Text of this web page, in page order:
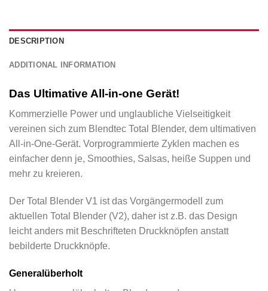
DESCRIPTION
ADDITIONAL INFORMATION
Das Ultimative All-in-one Gerät!
Kommerzielle Power und unglaubliche Vielseitigkeit
vereinen sich zum Blendtec Total Blender, dem ultimativen
All-in-One-Gerät. Vorprogrammierte Zyklen machen es
einfacher denn je, Smoothies, Salsas, heiße Suppen und
mehr zu kreieren.
Der Total Blender V1 ist das Vorgängermodell zum
aktuellen Total Blender (V2), daher ist z.B. das Design
leicht anders mit Beschrifteten Druckknöpfen anstatt
bebilderte Druckknöpfe.
Generalüberholt